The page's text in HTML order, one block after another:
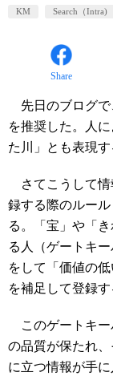
KM Search（Intra)
Share
先日のブログで
を推奨した。人
た川」とも表現す
さてこうして情
録する際のルー
る。「宝」や「
る人（ゲートキ
をして「価値の
を補足して登録す
このゲートキー
の品質が保たれ
に立つ情報が手